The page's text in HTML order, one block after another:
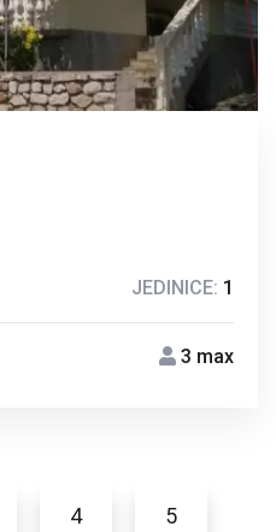
JEDINICE: 1
3 max
4 5